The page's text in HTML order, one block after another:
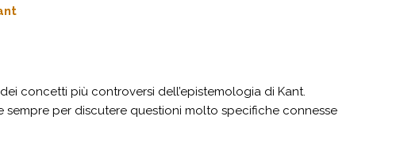
concetti più controversi dell’epistemologia di Kant.
per discutere questioni molto specifiche connesse